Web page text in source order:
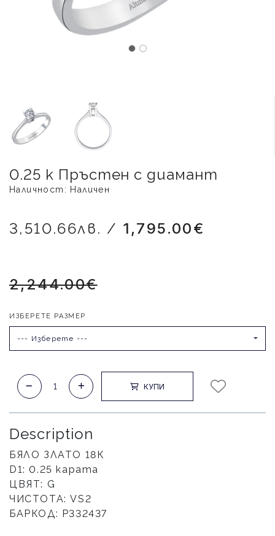
0.25 к Пръстен с диамант
Наличност: Наличен
3,510.66лв. / 1,795.00€
2,244.00€
ИЗБЕРЕТЕ РАЗМЕР
--- Изберете ---
КУПИ
Description
БЯЛО ЗЛАТО 18К
D1: 0.25 карата
ЦВЯТ: G
ЧИСТОТА: VS2
БАРКОД: Р332437